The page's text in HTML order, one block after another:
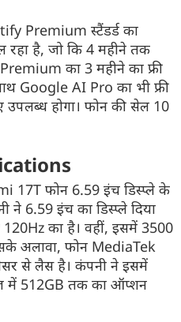
Premium स्टैंडर्ड का
रहा है, जो कि 4 महीने तक
का 3 महीने का फ्री
Google AI Pro का भी फ्री
उपलब्ध होगा। फोन की सेल 10
17T फोन 6.59 इंच डिस्प्ले के
ने 6.59 इंच का डिस्प्ले दिया
120Hz का है। वहीं, इसमें 3500
अलावा, फोन MediaTek
से लैस है। कंपनी ने इसमें
में 512GB तक का ऑप्शन